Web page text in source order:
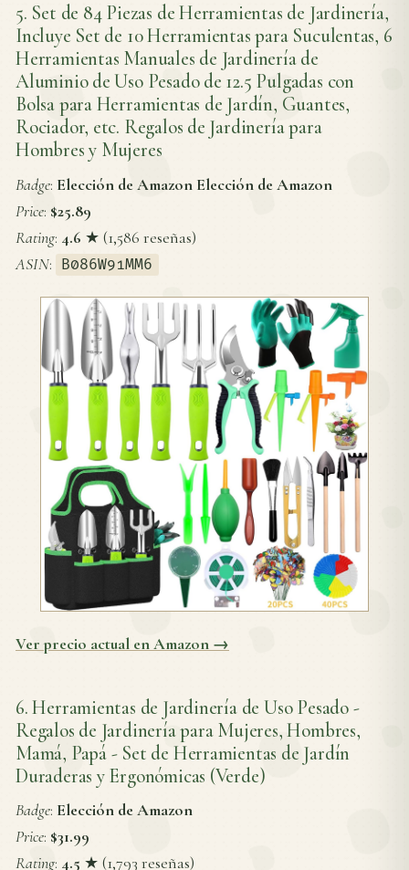
5. Set de 84 Piezas de Herramientas de Jardinería,
Incluye Set de 10 Herramientas para Suculentas, 6
Herramientas Manuales de Jardinería de
Aluminio de Uso Pesado de 12.5 Pulgadas con
Bolsa para Herramientas de Jardín, Guantes,
Rociador, etc. Regalos de Jardinería para
Hombres y Mujeres
Badge: Elección de Amazon Elección de Amazon
Price: $25.89
Rating: 4.6 ★ (1,586 reseñas)
ASIN: B086W91MM6
Ver precio actual en Amazon →
6. Herramientas de Jardinería de Uso Pesado -
Regalos de Jardinería para Mujeres, Hombres,
Mamá, Papá - Set de Herramientas de Jardín
Duraderas y Ergonómicas (Verde)
Badge: Elección de Amazon
Price: $31.99
Rating: 4.5 ★ (1,793 reseñas)